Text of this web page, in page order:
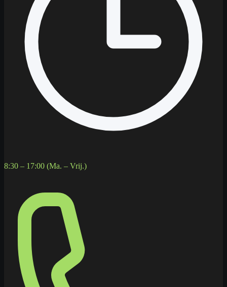
8:30 – 17:00 (Ma. – Vrij.)